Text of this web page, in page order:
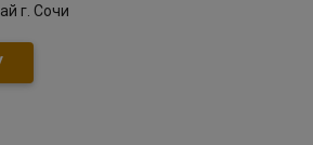
г. Сочи